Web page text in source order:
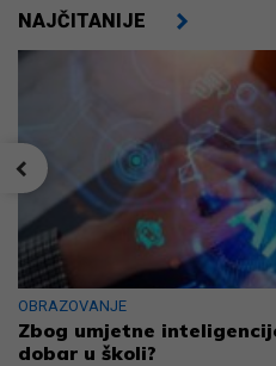
NAJČITANIJE
OBRAZOVANJE
Zbog umjetne
dobar u školi?